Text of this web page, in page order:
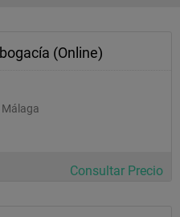
(Online)
Málaga
Consultar Precio